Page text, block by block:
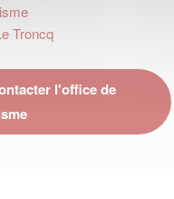
Troncq
l'office de